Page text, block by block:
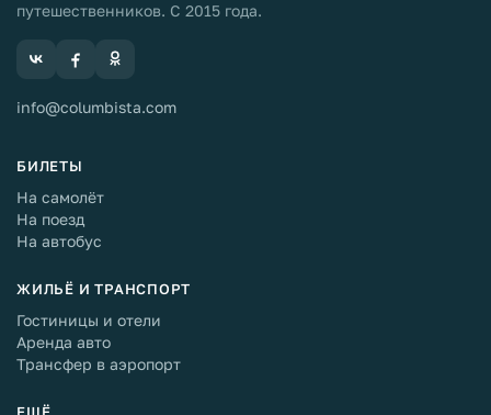
путешественников. С 2015 года.
info@columbista.com
БИЛЕТЫ
На самолёт
На поезд
На автобус
ЖИЛЬЁ И ТРАНСПОРТ
Гостиницы и отели
Аренда авто
Трансфер в аэропорт